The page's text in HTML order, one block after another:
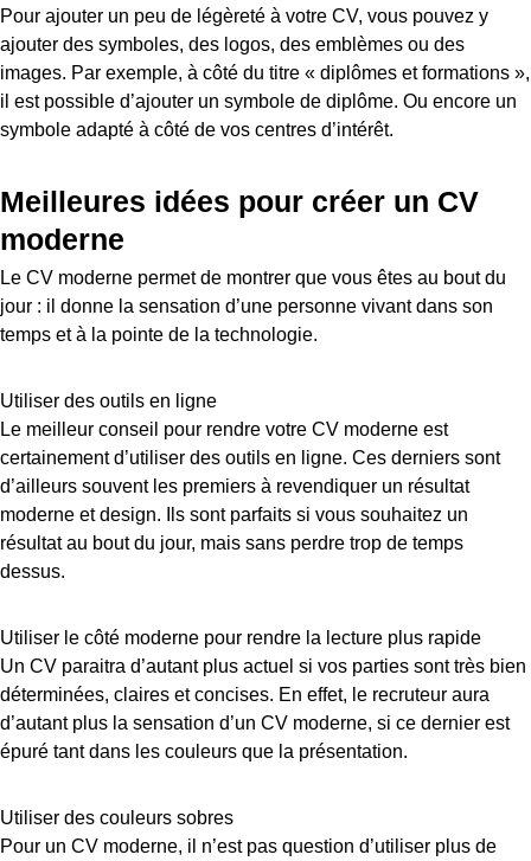
Pour ajouter un peu de légèreté à votre CV, vous pouvez y
ajouter des symboles, des logos, des emblèmes ou des
images. Par exemple, à côté du titre « diplômes et formations »,
il est possible d’ajouter un symbole de diplôme. Ou encore un
symbole adapté à côté de vos centres d’intérêt.
Meilleures idées pour créer un CV
moderne
Le CV moderne permet de montrer que vous êtes au bout du
jour : il donne la sensation d’une personne vivant dans son
temps et à la pointe de la technologie.
Utiliser des outils en ligne
Le meilleur conseil pour rendre votre CV moderne est
certainement d’utiliser des outils en ligne. Ces derniers sont
d’ailleurs souvent les premiers à revendiquer un résultat
moderne et design. Ils sont parfaits si vous souhaitez un
résultat au bout du jour, mais sans perdre trop de temps
dessus.
Utiliser le côté moderne pour rendre la lecture plus rapide
Un CV paraitra d’autant plus actuel si vos parties sont très bien
déterminées, claires et concises. En effet, le recruteur aura
d’autant plus la sensation d’un CV moderne, si ce dernier est
épuré tant dans les couleurs que la présentation.
Utiliser des couleurs sobres
Pour un CV moderne, il n’est pas question d’utiliser plus de